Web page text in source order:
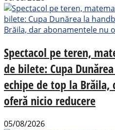
Spectacol pe teren,
de bilete: Cupa
echipe de top la
oferă nicio reducere
05/08/2026